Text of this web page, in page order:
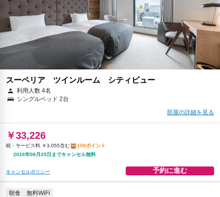
スーペリア ツインルーム シティビュー
利用人数 4名
シングルベッド 2台
部屋の詳細を見る
￥33,226
税・サービス料 ￥3,055含む
150ポイント
2026年08月25日までキャンセル無料
キャンセルポリシー 予約に進む
朝食 無料WiFi